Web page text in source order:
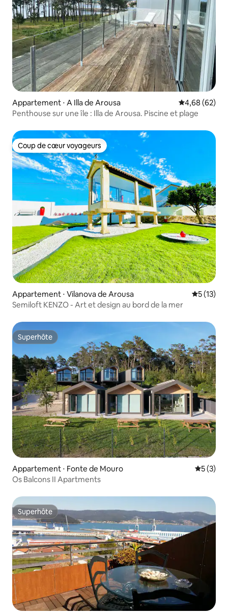
Appartement ⋅ A Illa de Arousa Évaluation
4,68 (62)
Penthouse sur une île : Illa de Arousa. Piscine et plage
Coup de cœur voyageurs
Coup de cœur voyageurs
Appartement ⋅ Vilanova de Arousa
5 (13)
Semiloft KENZO - Art et design au bord de la mer
Superhôte
Superhôte
Appartement ⋅ Fonte de Mouro
5 (3)
Os Balcons II Apartments
Superhôte
Superhôte